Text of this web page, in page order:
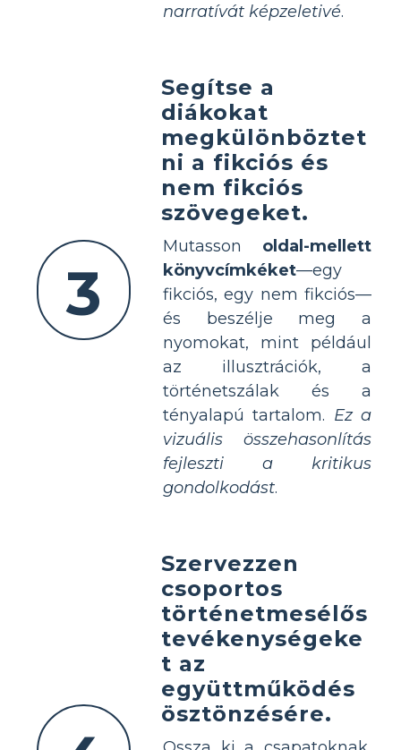
narratívát képzeletivé.
3
Segítse a
diákokat
megkülönböztet
ni a fikciós és
nem fikciós
szövegeket.
Mutasson oldal-mellett
könyvcímkéket—egy
fikciós, egy nem fikciós—
és beszélje meg a
nyomokat, mint például
az illusztrációk, a
történetszálak és a
tényalapú tartalom. Ez a
vizuális összehasonlítás
fejleszti a kritikus
gondolkodást.
Szervezzen
csoportos
történetmesélős
tevékenységeke
t az
együttműködés
ösztönzésére.